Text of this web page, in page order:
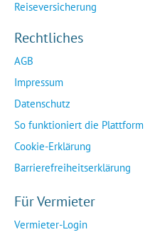
Reiseversicherung
Rechtliches
AGB
Impressum
Datenschutz
So funktioniert die Plattform
Cookie-Erklärung
Barrierefreiheitserklärung
Für Vermieter
Vermieter-Login